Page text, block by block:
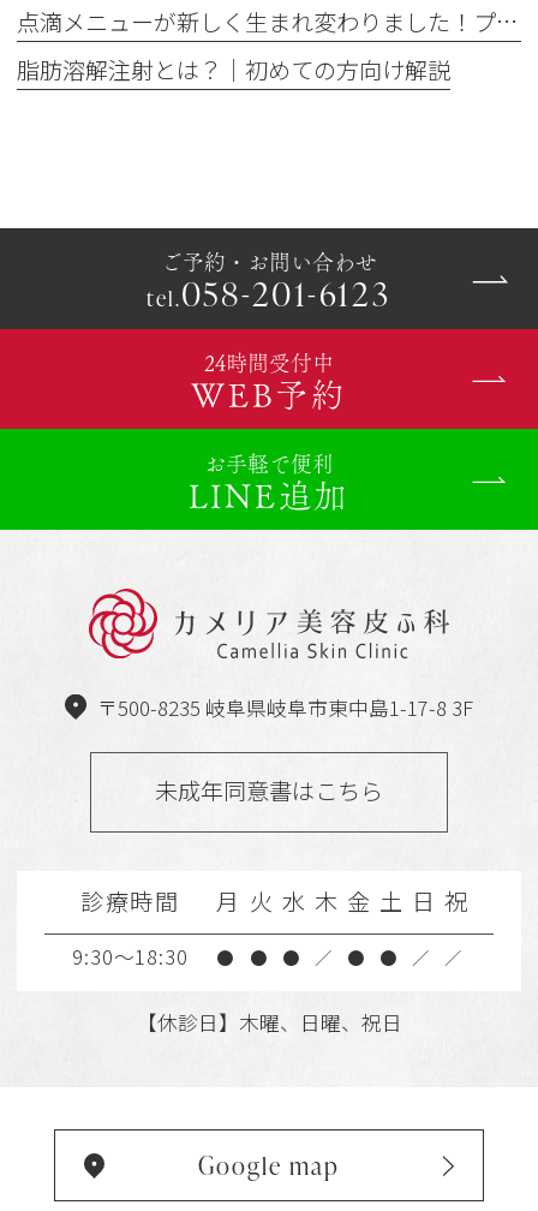
点滴メニューが新しく生まれ変わりました！プレミアム美容点滴・プレミアム疲労回復点滴がスタート
脂肪溶解注射とは？｜初めての方向け解説
ご予約・お問い合わせ
tel.058-201-6123
24時間受付中
WEB予約
お手軽で便利
LINE追加
〒500-8235 岐阜県岐阜市東中島1-17-8 3F
未成年同意書はこちら
診療時間 月 火 水 木 金 土 日 祝
9:30～18:30 ● ● ● ／ ● ● ／ ／
【休診日】木曜、日曜、祝日
Google map